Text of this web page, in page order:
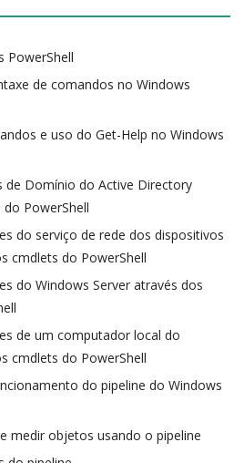
PowerShell
de comandos no Windows
e uso do Get-Help no Windows
de Domínio do Active Directory
PowerShell
do serviço de rede dos dispositivos
cmdlets do PowerShell
do Windows Server através dos
de um computador local do
cmdlets do PowerShell
do pipeline do Windows
medir objetos usando o pipeline